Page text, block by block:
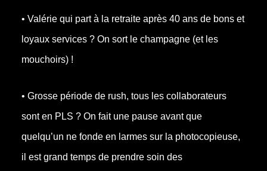
• Valérie qui part à la retraite après 40 ans de bons et
loyaux services ? On sort le champagne (et les
mouchoirs) !
• Grosse période de rush, tous les collaborateurs
sont en PLS ? On fait une pause avant que
quelqu’un ne fonde en larmes sur la photocopieuse,
il est grand temps de prendre soin des